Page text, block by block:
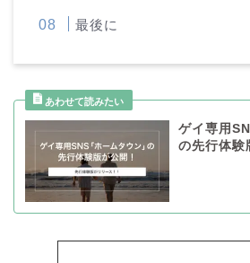
最後に
ゲイ専用
の先行体験